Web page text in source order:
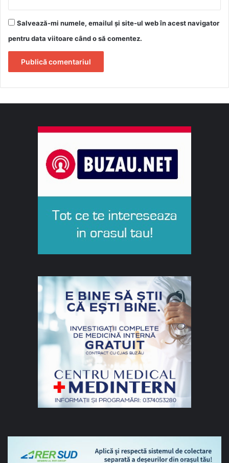
Salvează-mi numele, emailul și site-ul web în acest navigator
pentru data viitoare când o să comentez.